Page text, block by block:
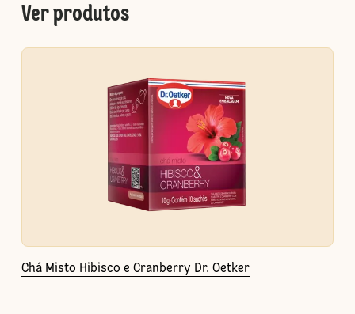
Ver produtos
Chá Misto Hibisco e Cranberry Dr. Oetker